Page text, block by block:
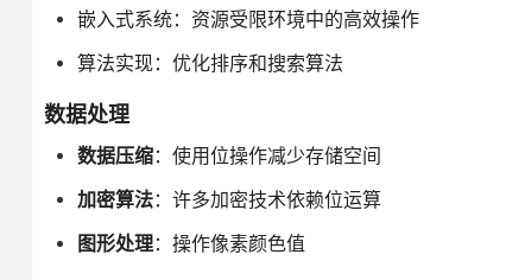
嵌入式系统：资源受限环境中的高效操作
算法实现：优化排序和搜索算法
数据处理
数据压缩：使用位操作减少存储空间
加密算法：许多加密技术依赖位运算
图形处理：操作像素颜色值